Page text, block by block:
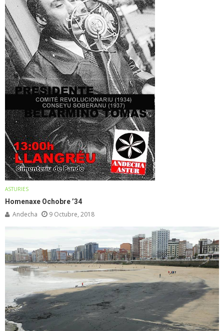
ASTURIES
Homenaxe Ochobre ’34
Andecha 9 Octubre, 2018